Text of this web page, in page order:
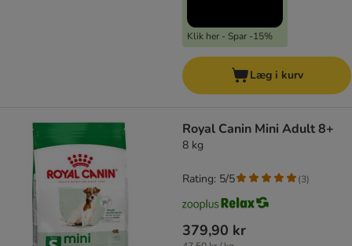
Klik her - Spar -15%
Læg i kurv
Royal Canin Mini Adult 8+
8 kg
379,90 kr
Rating: 5/5 (3)